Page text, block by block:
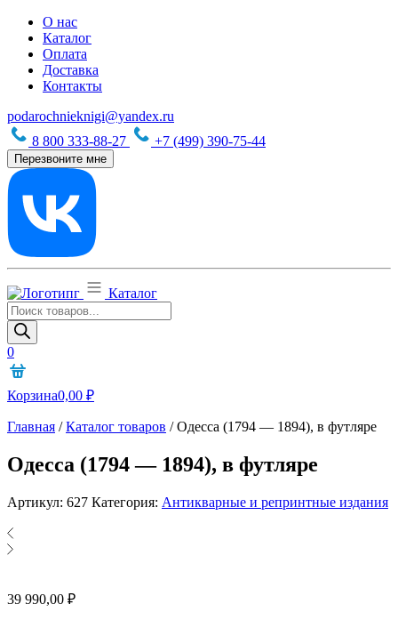
О нас
Каталог
Оплата
Доставка
Контакты
podarochnieknigi@yandex.ru
8 800 333-88-27
+7 (499) 390-75-44
Перезвоните мне
Каталог
Поиск
товаров
0
Корзина0,00 ₽
Главная /Каталог товаров /Одесса (1794 — 1894), в футляре
Одесса (1794 — 1894), в футляре
Артикул: 627 Категория: Антикварные и репринтные издания
39 990,00 ₽